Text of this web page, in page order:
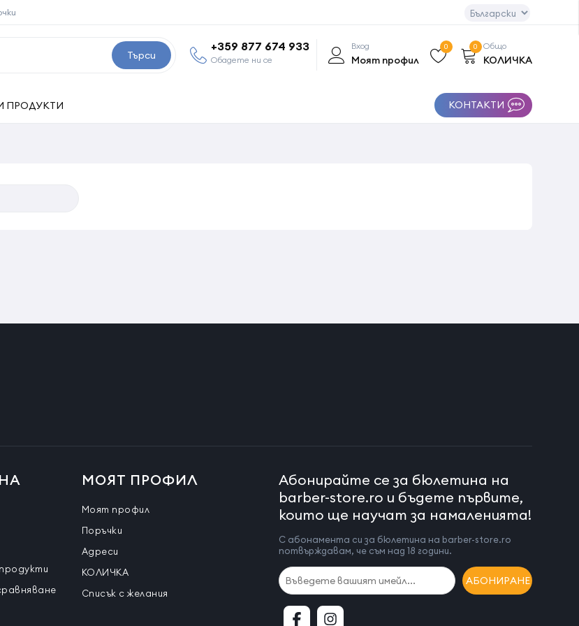
Търси
+359 877 674 933
Обадете ни се
Вход
Моят профил
0 Общо
КОЛИЧКА
0
ПРОДУКТИ КОНТАКТИ
МОЯТ ПРОФИЛ
Моят профил
Поръчки
Адреси
КОЛИЧКА
Списък с желания
Абонирайте се за бюлетина на
barber-store.ro и бъдете първите,
които ще научат за намаленията!
С абонамента си за бюлетина на barber-store.ro
потвърждавам, че съм над 18 години.
АБОНИРАНЕ